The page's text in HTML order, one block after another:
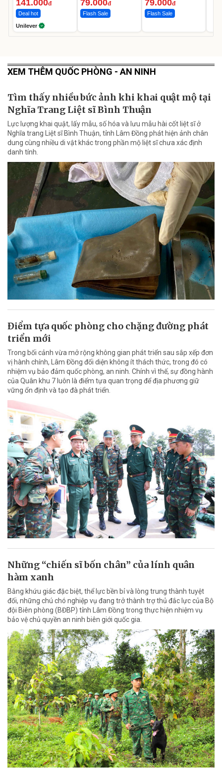
141.000đ
Deal hot
Unilever
79.000đ
Flash Sale
79.000đ
Flash Sale
XEM THÊM QUỐC PHÒNG - AN NINH
Tìm thấy nhiều bức ảnh khi khai quật mộ tại
Nghĩa Trang Liệt sĩ Bình Thuận
Lực lượng khai quật, lấy mẫu, số hóa và lưu mẫu hài cốt liệt sĩ ở
Nghĩa trang Liệt sĩ Bình Thuận, tỉnh Lâm Đồng phát hiện ảnh chân
dung cùng nhiều di vật khác trong phần mộ liệt sĩ chưa xác định
danh tính.
Điểm tựa quốc phòng cho chặng đường phát
triển mới
Trong bối cảnh vừa mở rộng không gian phát triển sau sắp xếp đơn
vị hành chính, Lâm Đồng đối diện không ít thách thức, trong đó có
nhiệm vụ bảo đảm quốc phòng, an ninh. Chính vì thế, sự đồng hành
của Quân khu 7 luôn là điểm tựa quan trọng để địa phương giữ
vững ổn định và tạo đà phát triển.
Những “chiến sĩ bốn chân” của lính quân
hàm xanh
Bằng khứu giác đặc biệt, thể lực bền bỉ và lòng trung thành tuyệt
đối, những chú chó nghiệp vụ đang trở thành trợ thủ đắc lực của Bộ
đội Biên phòng (BĐBP) tỉnh Lâm Đồng trong thực hiện nhiệm vụ
bảo vệ chủ quyền an ninh biên giới quốc gia.